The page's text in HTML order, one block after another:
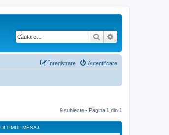
Căutare
Autentificare
Înregistrare
9 subiecte • Pagina 1 din 1
ULTIMUL MESAJ